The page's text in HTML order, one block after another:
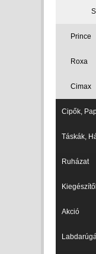
Prince
Roxa
Cimax
Cipők,
Táskák,
Ruházat
Akció